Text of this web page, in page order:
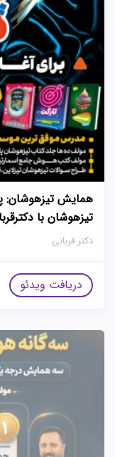
همایش
تیزهوشان با
دکتر قربانی
دریافت ویدئو